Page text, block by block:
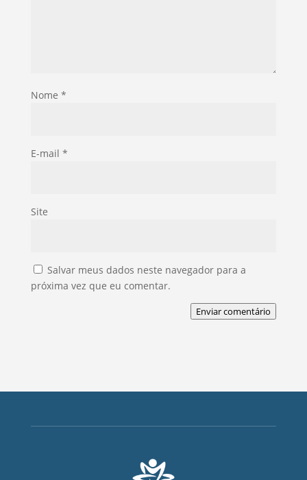
Nome *
E-mail *
Site
Salvar meus dados neste navegador para a
próxima vez que eu comentar.
Enviar comentário